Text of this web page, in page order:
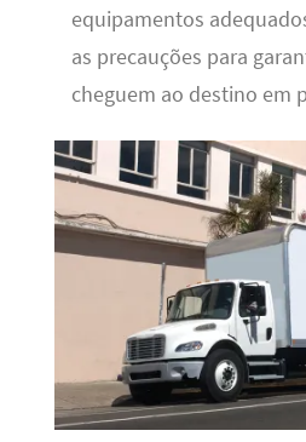
equipamentos
as precauções para
cheguem ao destino em